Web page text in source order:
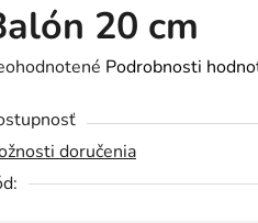
20 cm
Podrobnosti
doručenia